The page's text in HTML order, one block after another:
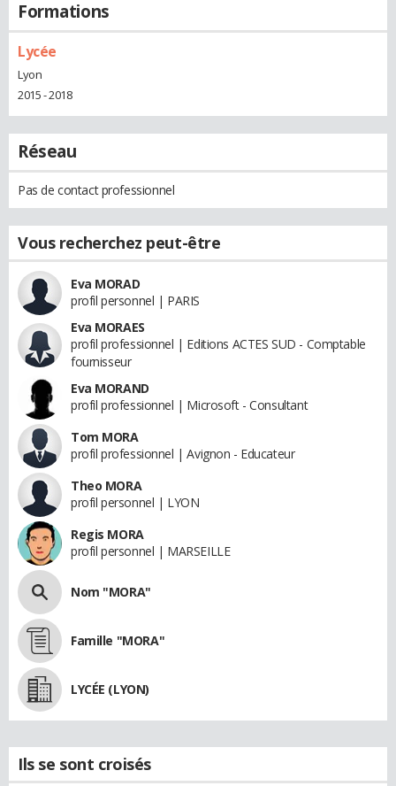
Formations
Lycée
Lyon
2015 - 2018
Réseau
Pas de contact professionnel
Vous recherchez peut-être
Eva MORAD
profil personnel | PARIS
Eva MORAES
profil professionnel | Editions ACTES SUD - Comptable
fournisseur
Eva MORAND
profil professionnel | Microsoft - Consultant
Tom MORA
profil professionnel | Avignon - Educateur
Theo MORA
profil personnel | LYON
Regis MORA
profil personnel | MARSEILLE
Nom "MORA"
Famille "MORA"
LYCÉE (LYON)
Ils se sont croisés